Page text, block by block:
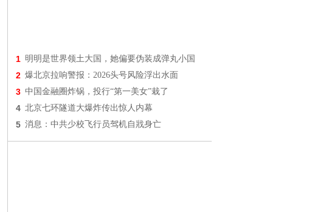
1 明明是世界领土大国，她偏要伪装成弹丸小国
2 爆北京拉响警报：2026头号风险浮出水面
3 中国金融圈炸锅，投行“第一美女”栽了
4 北京七环隧道大爆炸传出惊人内幕
5 消息：中共少校飞行员驾机自戕身亡